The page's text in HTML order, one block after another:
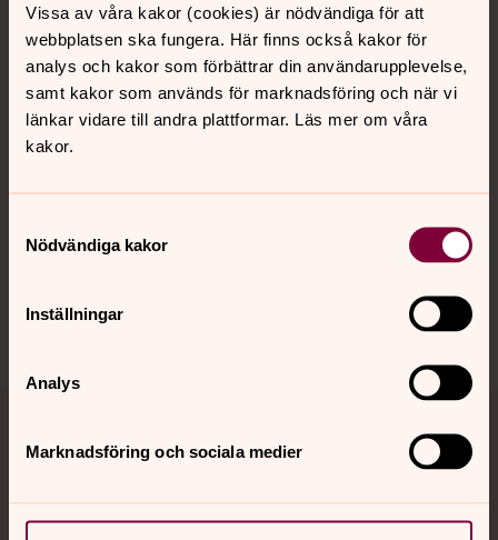
Vissa av våra kakor (cookies) är nödvändiga för att
webbplatsen ska fungera. Här finns också kakor för
analys och kakor som förbättrar din användarupplevelse,
samt kakor som används för marknadsföring och när vi
länkar vidare till andra plattformar. Läs mer om våra
kakor.
Nödvändiga kakor
Inställningar
Analys
Marknadsföring och sociala medier
Kontakt
Kalender
Jourhavande präst
med en präst på kvällar och nätter.